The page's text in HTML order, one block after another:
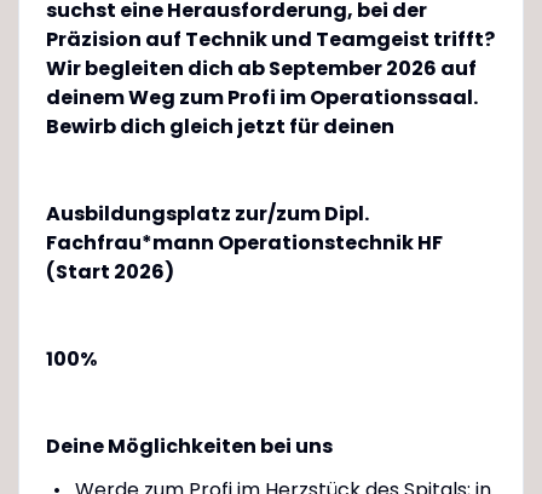
suchst eine Herausforderung, bei der
Präzision auf Technik und Teamgeist trifft?
Wir begleiten dich ab September 2026 auf
deinem Weg zum Profi im Operationssaal.
Bewirb dich gleich jetzt für deinen
Ausbildungsplatz zur/zum Dipl.
Fachfrau*mann Operationstechnik HF
(Start 2026)
100%
Deine Möglichkeiten bei uns